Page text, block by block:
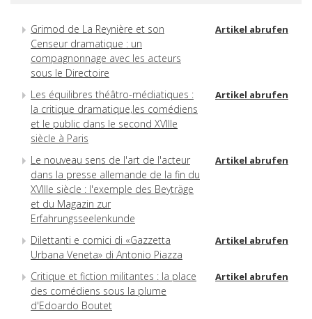
Grimod de La Reynière et son
Censeur dramatique : un
compagnonnage avec les acteurs
sous le Directoire
Artikel abrufen
Les équilibres théâtro-médiatiques :
la critique dramatique,les comédiens
et le public dans le second XVIIIe
siècle à Paris
Artikel abrufen
Le nouveau sens de l'art de l'acteur
dans la presse allemande de la fin du
XVIIIe siècle : l'exemple des Beyträge
et du Magazin zur
Erfahrungsseelenkunde
Artikel abrufen
Dilettanti e comici di «Gazzetta
Urbana Veneta» di Antonio Piazza
Artikel abrufen
Critique et fiction militantes : la place
des comédiens sous la plume
d'Edoardo Boutet
Artikel abrufen